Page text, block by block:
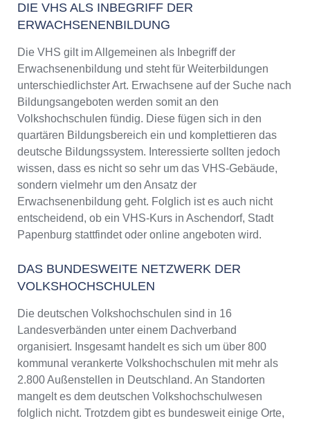
DIE VHS ALS INBEGRIFF DER
ERWACHSENENBILDUNG
Die VHS gilt im Allgemeinen als Inbegriff der
Erwachsenenbildung und steht für Weiterbildungen
unterschiedlichster Art. Erwachsene auf der Suche nach
Bildungsangeboten werden somit an den
Volkshochschulen fündig. Diese fügen sich in den
quartären Bildungsbereich ein und komplettieren das
deutsche Bildungssystem. Interessierte sollten jedoch
wissen, dass es nicht so sehr um das VHS-Gebäude,
sondern vielmehr um den Ansatz der
Erwachsenenbildung geht. Folglich ist es auch nicht
entscheidend, ob ein VHS-Kurs in Aschendorf, Stadt
Papenburg stattfindet oder online angeboten wird.
DAS BUNDESWEITE NETZWERK DER
VOLKSHOCHSCHULEN
Die deutschen Volkshochschulen sind in 16
Landesverbänden unter einem Dachverband
organisiert. Insgesamt handelt es sich um über 800
kommunal verankerte Volkshochschulen mit mehr als
2.800 Außenstellen in Deutschland. An Standorten
mangelt es dem deutschen Volkshochschulwesen
folglich nicht. Trotzdem gibt es bundesweit einige Orte,